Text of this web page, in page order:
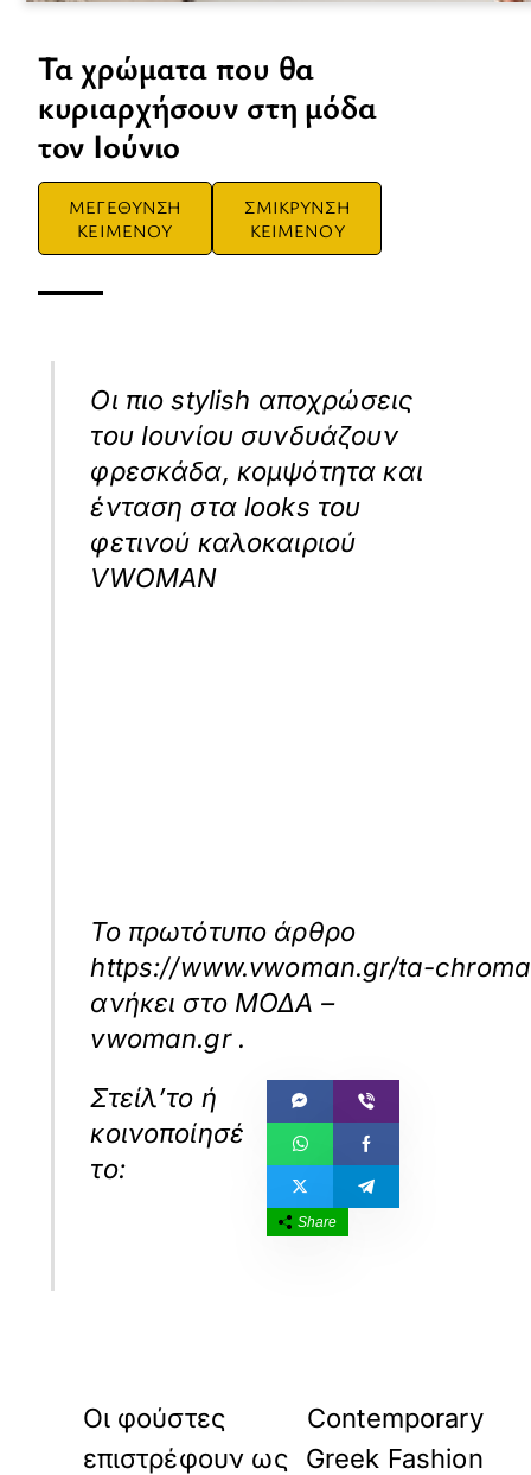
Τα χρώματα που θα
κυριαρχήσουν στη μόδα
τον Ιούνιο
ΜΕΓΕΘΥΝΣΗ
ΚΕΙΜΕΝΟΥ
ΣΜΙΚΡΥΝΣΗ
ΚΕΙΜΕΝΟΥ
Οι πιο stylish αποχρώσεις
του Ιουνίου συνδυάζουν
φρεσκάδα, κομψότητα και
ένταση στα looks του
φετινού καλοκαιριού
VWOMAN
Το πρωτότυπο άρθρο
https://www.vwoman.gr/ta-
ανήκει στο ΜΟΔΑ –
vwoman.gr.
Share
Οι φούστες
επιστρέφουν ως
Contemporary
Greek Fashion